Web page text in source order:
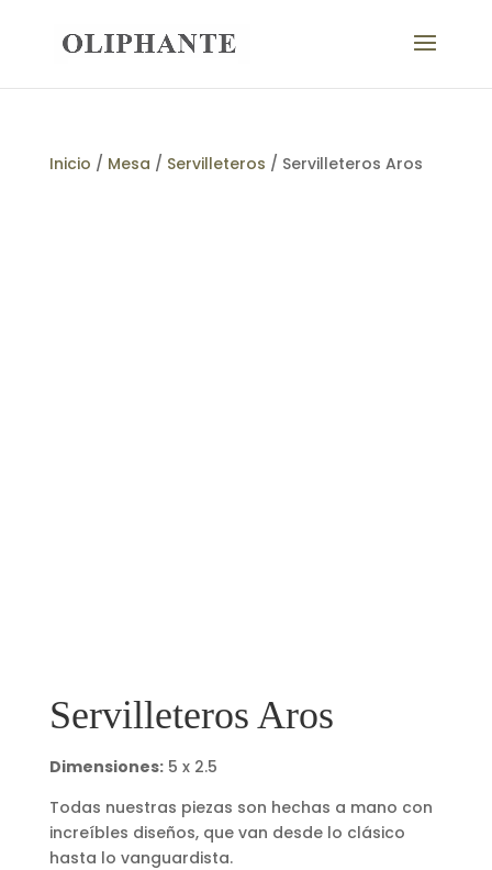
Inicio / Mesa / Servilleteros / Servilleteros Aros
Servilleteros Aros
Dimensiones:5 x 2.5
Todas nuestras piezas son hechas a mano con
increíbles diseños, que van desde lo clásico
hasta lo vanguardista.